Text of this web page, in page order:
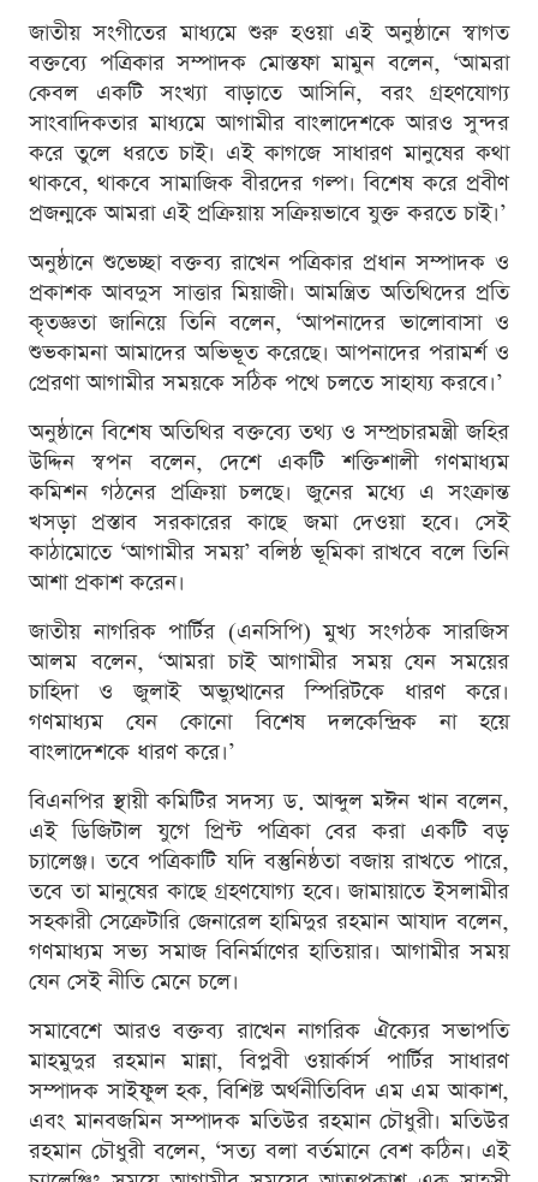
জাতীয় সংগীতের মাধ্যমে শুরু হওয়া এই অনুষ্ঠানে স্বাগত
বক্তব্যে পত্রিকার সম্পাদক মোস্তফা মামুন বলেন, ‘আমরা
কেবল একটি সংখ্যা বাড়াতে আসিনি, বরং গ্রহণযোগ্য
সাংবাদিকতার মাধ্যমে আগামীর বাংলাদেশকে আরও সুন্দর
করে তুলে ধরতে চাই। এই কাগজে সাধারণ মানুষের কথা
থাকবে, থাকবে সামাজিক বীরদের গল্প। বিশেষ করে প্রবীণ
প্রজন্মকে আমরা এই প্রক্রিয়ায় সক্রিয়ভাবে যুক্ত করতে চাই।’
অনুষ্ঠানে শুভেচ্ছা বক্তব্য রাখেন পত্রিকার প্রধান সম্পাদক ও
প্রকাশক আবদুস সাত্তার মিয়াজী। আমন্ত্রিত অতিথিদের প্রতি
কৃতজ্ঞতা জানিয়ে তিনি বলেন, ‘আপনাদের ভালোবাসা ও
শুভকামনা আমাদের অভিভূত করেছে। আপনাদের পরামর্শ ও
প্রেরণা আগামীর সময়কে সঠিক পথে চলতে সাহায্য করবে।’
অনুষ্ঠানে বিশেষ অতিথির বক্তব্যে তথ্য ও সম্প্রচারমন্ত্রী জহির
উদ্দিন স্বপন বলেন, দেশে একটি শক্তিশালী গণমাধ্যম
কমিশন গঠনের প্রক্রিয়া চলছে। জুনের মধ্যে এ সংক্রান্ত
খসড়া প্রস্তাব সরকারের কাছে জমা দেওয়া হবে। সেই
কাঠামোতে ‘আগামীর সময়’ বলিষ্ঠ ভূমিকা রাখবে বলে তিনি
আশা প্রকাশ করেন।
জাতীয় নাগরিক পার্টির (এনসিপি) মুখ্য সংগঠক সারজিস
আলম বলেন, ‘আমরা চাই আগামীর সময় যেন সময়ের
চাহিদা ও জুলাই অভ্যুত্থানের স্পিরিটকে ধারণ করে।
গণমাধ্যম যেন কোনো বিশেষ দলকেন্দ্রিক না হয়ে
বাংলাদেশকে ধারণ করে।’
বিএনপির স্থায়ী কমিটির সদস্য ড. আব্দুল মঈন খান বলেন,
এই ডিজিটাল যুগে প্রিন্ট পত্রিকা বের করা একটি বড়
চ্যালেঞ্জ। তবে পত্রিকাটি যদি বস্তুনিষ্ঠতা বজায় রাখতে পারে,
তবে তা মানুষের কাছে গ্রহণযোগ্য হবে। জামায়াতে ইসলামীর
সহকারী সেক্রেটারি জেনারেল হামিদুর রহমান আযাদ বলেন,
গণমাধ্যম সভ্য সমাজ বিনির্মাণের হাতিয়ার। আগামীর সময়
যেন সেই নীতি মেনে চলে।
সমাবেশে আরও বক্তব্য রাখেন নাগরিক ঐক্যের সভাপতি
মাহমুদুর রহমান মান্না, বিপ্লবী ওয়ার্কার্স পার্টির সাধারণ
সম্পাদক সাইফুল হক, বিশিষ্ট অর্থনীতিবিদ এম এম আকাশ,
এবং মানবজমিন সম্পাদক মতিউর রহমান চৌধুরী। মতিউর
রহমান চৌধুরী বলেন, ‘সত্য বলা বর্তমানে বেশ কঠিন। এই